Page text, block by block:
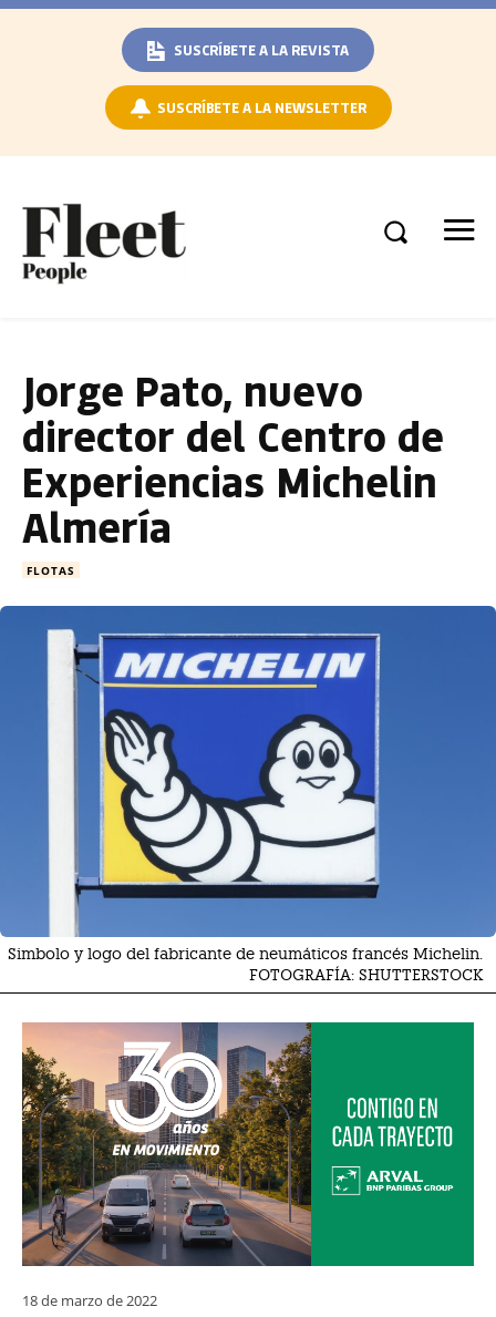
SUSCRÍBETE A LA REVISTA
SUSCRÍBETE A LA NEWSLETTER
Jorge Pato, nuevo
director del Centro de
Experiencias Michelin
Almería
FLOTAS
Simbolo y logo del fabricante de neumáticos francés Michelin.
FOTOGRAFÍA: SHUTTERSTOCK
18 de marzo de 2022